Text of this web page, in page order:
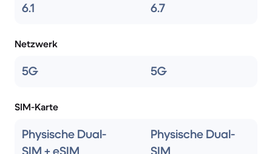
6.1 6.7
Netzwerk
5G 5G
SIM-Karte
Physische Dual-
Physische Dual-